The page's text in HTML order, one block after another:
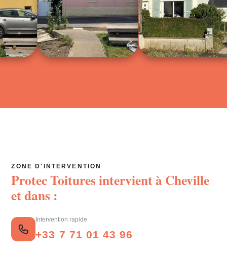
ZONE D'INTERVENTION
Protec Toitures intervient àCheville
et dans :
Intervention rapide
+33 7 71 01 43 96